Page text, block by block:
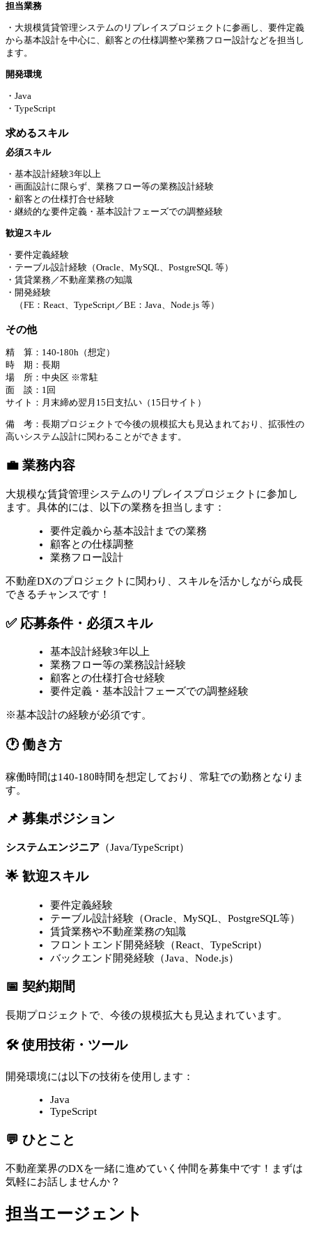
担当業務
・大規模賃貸管理システムのリプレイスプロジェクトに参画し、要件定義
から基本設計を中心に、顧客との仕様調整や業務フロー設計などを担当し
ます。
開発環境
・Java
・TypeScript
求めるスキル
必須スキル
・基本設計経験3年以上
・画面設計に限らず、業務フロー等の業務設計経験
・顧客との仕様打合せ経験
・継続的な要件定義・基本設計フェーズでの調整経験
歓迎スキル
・要件定義経験
・テーブル設計経験（Oracle、MySQL、PostgreSQL 等）
・賃貸業務／不動産業務の知識
・開発経験
（FE：React、TypeScript／BE：Java、Node.js 等）
その他
精 算：140-180h（想定）
時 期：長期
場 所：中央区 ※常駐
面 談：1回
サイト：月末締め翌月15日支払い（15日サイト）
備 考：長期プロジェクトで今後の規模拡大も見込まれており、拡張性の
高いシステム設計に関わることができます。
💼 業務内容
大規模な賃貸管理システムのリプレイスプロジェクトに参加し
ます。具体的には、以下の業務を担当します：
要件定義から基本設計までの業務
顧客との仕様調整
業務フロー設計
不動産DXのプロジェクトに関わり、スキルを活かしながら成長
できるチャンスです！
✅ 応募条件・必須スキル
基本設計経験3年以上
業務フロー等の業務設計経験
顧客との仕様打合せ経験
要件定義・基本設計フェーズでの調整経験
※基本設計の経験が必須です。
🕐 働き方
稼働時間は140-180時間を想定しており、常駐での勤務となりま
す。
📌 募集ポジション
システムエンジニア （Java/TypeScript）
🌟 歓迎スキル
要件定義経験
テーブル設計経験（Oracle、MySQL、PostgreSQL等）
賃貸業務や不動産業務の知識
フロントエンド開発経験（React、TypeScript）
バックエンド開発経験（Java、Node.js）
📅 契約期間
長期プロジェクトで、今後の規模拡大も見込まれています。
🛠 使用技術・ツール
開発環境には以下の技術を使用します：
Java
TypeScript
💬 ひとこと
不動産業界のDXを一緒に進めていく仲間を募集中です！まずは
気軽にお話しませんか？
担当エージェント